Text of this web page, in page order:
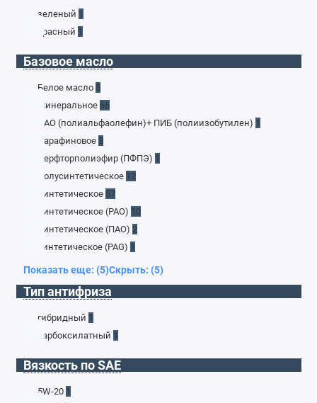
зеленый 1
красный 1
Базовое масло
Белое масло 5
Минеральное 66
ПАО (полиальфаолефин)+ ПИБ (полиизобутилен) 1
Парафиновое 3
Перфторполиэфир (ПФПЭ) 1
Полусинтетическое 12
Синтетическое 57
Синтетическое (PAO) 10
Синтетическое (ПАО) 2
синтетическое (PAG) 1
Показать еще: (5)Скрыть: (5)
Тип антифриза
гибридный 1
карбоксилатный 1
Вязкость по SAE
5W-20 1